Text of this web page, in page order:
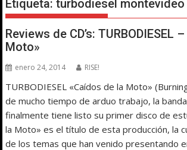
Etiqueta:turbodiesel montevideo
Reviews de CD’s: TURBODIESEL
Moto»
enero 24, 2014 RISE!
TURBODIESEL «Caídos de la Moto»
de mucho tiempo de arduo trabajo, la
finalmente tiene listo su primer disco de
la Moto» es el título de esta producción, la
de los temas que han venido presentando